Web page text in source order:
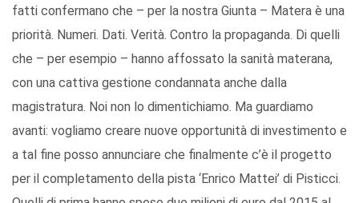
fatti confermano che – per la nostra Giunta – Matera è una
priorità. Numeri. Dati. Verità. Contro la propaganda. Di quelli
che – per esempio – hanno affossato la sanità materana,
con una cattiva gestione condannata anche dalla
magistratura. Noi non lo dimentichiamo. Ma guardiamo
avanti: vogliamo creare nuove opportunità di investimento e
a tal fine posso annunciare che finalmente c’è il progetto
per il completamento della pista ‘Enrico Mattei’ di Pisticci.